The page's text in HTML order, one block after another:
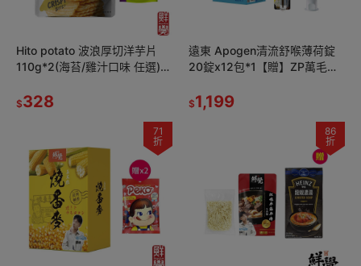
Hito potato 波浪厚切洋芋片
110g*2(海苔/雞汁口味 任選)
20gX10包*1
$328
遠東 Apogen清流舒喉薄荷錠
20錠x12包*1【贈】ZP萬毛旗
健龍血修護牙膏(各3)
$1,199
71
折
86
折